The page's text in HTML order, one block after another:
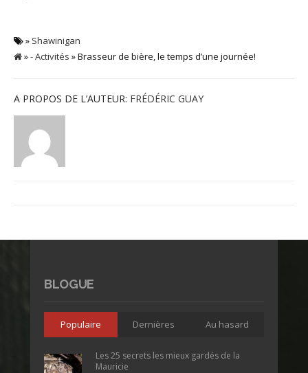
» Shawinigan
»- Activités » Brasseur de bière, le temps d’une journée!
A PROPOS DE L’AUTEUR: FRÉDÉRIC GUAY
BLOGUE
Populaire Dernières Au hasard
Les 25 secrets les mieux gardés de la
Mauricie